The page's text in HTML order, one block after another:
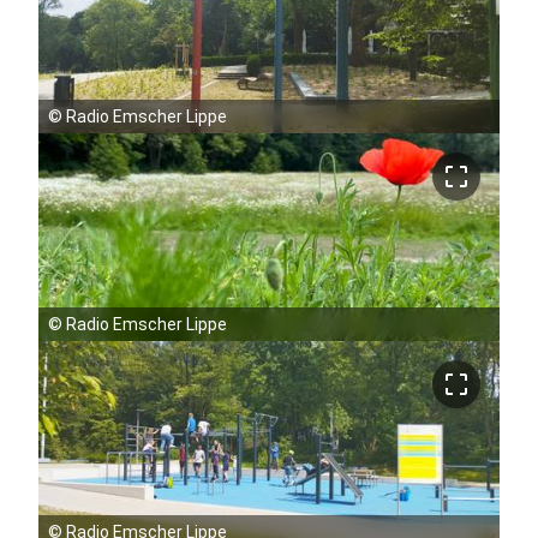
© Radio Emscher Lippe
crop_free
© Radio Emscher Lippe
crop_free
© Radio Emscher Lippe